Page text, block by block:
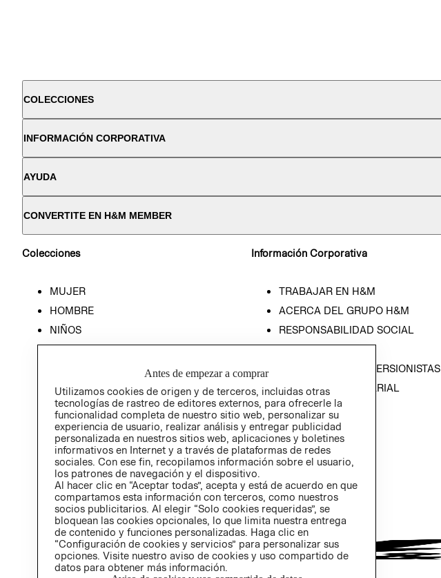
COLECCIONES
INFORMACIÓN CORPORATIVA
AYUDA
CONVERTITE EN H&M MEMBER
Colecciones
MUJER
HOMBRE
NIÑOS
HOME
Información Corporativa
TRABAJAR EN H&M
ACERCA DEL GRUPO H&M
RESPONSABILIDAD SOCIAL
PRENSA
RELACIÓN CON INVERSIONISTAS
POLÍTICA EMPRESARIAL
Antes de empezar a comprar
Utilizamos cookies de origen y de terceros, incluidas otras
tecnologías de rastreo de editores externos, para ofrecerle la
funcionalidad completa de nuestro sitio web, personalizar su
experiencia de usuario, realizar análisis y entregar publicidad
personalizada en nuestros sitios web, aplicaciones y boletines
informativos en Internet y a través de plataformas de redes
sociales. Con ese fin, recopilamos información sobre el usuario,
los patrones de navegación y el dispositivo.
Al hacer clic en “Aceptar todas”, acepta y está de acuerdo en que
compartamos esta información con terceros, como nuestros
socios publicitarios. Al elegir “Solo cookies requeridas”, se
bloquean las cookies opcionales, lo que limita nuestra entrega
de contenido y funciones personalizadas. Haga clic en
“Configuración de cookies y servicios” para personalizar sus
opciones. Visite nuestro aviso de cookies y uso compartido de
datos para obtener más información.